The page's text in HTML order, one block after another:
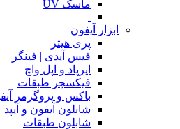
ماسک UV
ابزار آیفون
پری هیتر
فیس آیدی | فینگر
ایرپاد و اپل واچ
فیکسچر طبقات
باکس و پروگرمر
شابلون آیفون و آیپد
شابلون طبقات